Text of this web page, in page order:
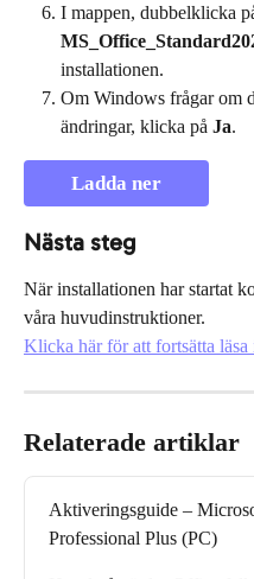
I mappen, dubbelklicka
installationen.
Om Windows frågar om
ändringar, klicka på Ja.
Ladda ner
Nästa steg
När installationen har startat
våra huvudinstruktioner.
Klicka här för att fortsätta
Relaterade artiklar
Aktiveringsguide –
Professional Plus (PC)